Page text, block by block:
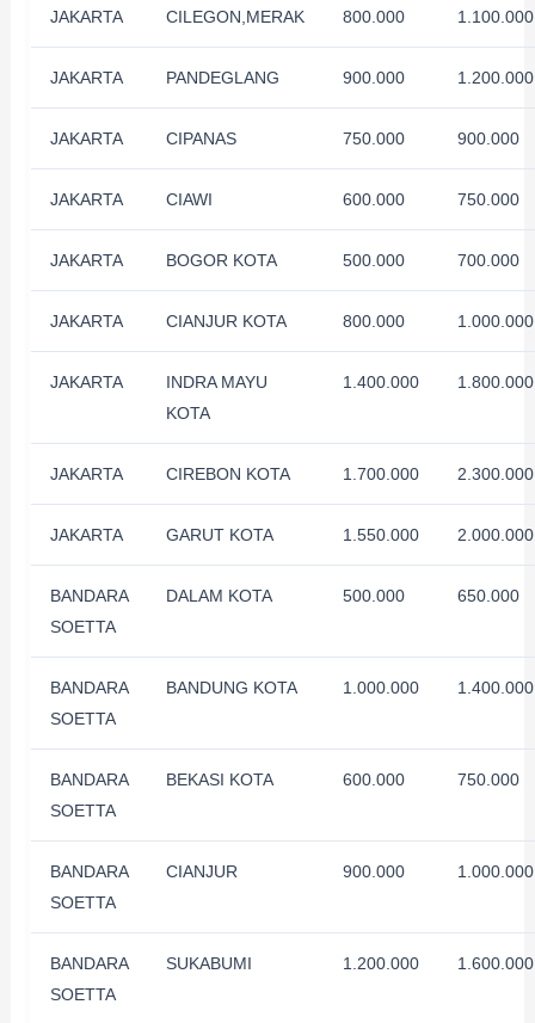
JAKARTA CILEGON,MERAK 800.000 1.100.000
JAKARTA PANDEGLANG 900.000 1.200.000
JAKARTA CIPANAS 750.000 900.000
JAKARTA CIAWI 600.000 750.000
JAKARTA BOGOR KOTA 500.000 700.000
JAKARTA CIANJUR KOTA 800.000 1.000.000
JAKARTA
INDRA MAYU
KOTA
1.400.000 1.800.000
JAKARTA CIREBON KOTA 1.700.000 2.300.000
JAKARTA GARUT KOTA 1.550.000 2.000.000
BANDARA
SOETTA
DALAM KOTA 500.000 650.000
BANDARA
SOETTA
BANDUNG KOTA 1.000.000 1.400.000
BANDARA
SOETTA
BEKASI KOTA 600.000 750.000
BANDARA
SOETTA
CIANJUR 900.000 1.000.000
BANDARA
SOETTA
SUKABUMI 1.200.000 1.600.000